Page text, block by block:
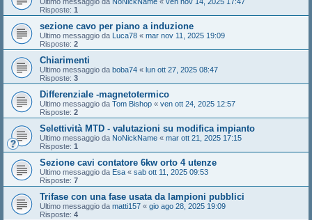
Risposte: 1
sezione cavo per piano a induzione
Ultimo messaggio da Luca78 « mar nov 11, 2025 19:09
Risposte: 2
Chiarimenti
Ultimo messaggio da boba74 « lun ott 27, 2025 08:47
Risposte: 3
Differenziale -magnetotermico
Ultimo messaggio da Tom Bishop « ven ott 24, 2025 12:57
Risposte: 2
Selettività MTD - valutazioni su modifica impianto
Ultimo messaggio da NoNickName « mar ott 21, 2025 17:15
Risposte: 1
Sezione cavi contatore 6kw orto 4 utenze
Ultimo messaggio da Esa « sab ott 11, 2025 09:53
Risposte: 7
Trifase con una fase usata da lampioni pubblici
Ultimo messaggio da matti157 « gio ago 28, 2025 19:09
Risposte: 4